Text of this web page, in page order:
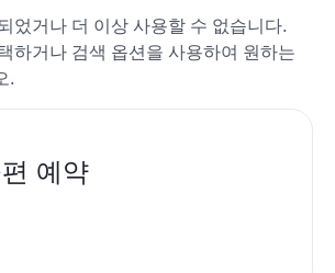
었거나 더 이상 사용할 수 없습니다.
하거나 검색 옵션을 사용하여 원하는
.
예약